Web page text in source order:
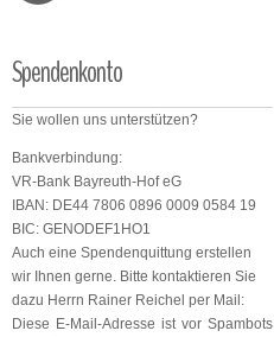
Spendenkonto
Sie wollen uns unterstützen?
Bankverbindung:
VR-Bank Bayreuth-Hof eG
IBAN: DE44 7806 0896 0009 0584 19
BIC: GENODEF1HO1
Auch eine Spendenquittung erstellen
wir Ihnen gerne. Bitte kontaktieren Sie
dazu Herrn Rainer Reichel per Mail:
Diese E-Mail-Adresse ist vor Spambots